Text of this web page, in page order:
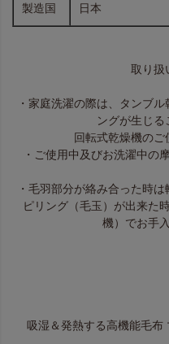
製造国 日本
取り扱
・家庭洗濯の際は、タンブ
ングが生じ
回転式乾燥機のご
・ご使用中及びお洗濯中の
・毛羽部分が絡み合った時
ピリング（毛玉）が出来た
機）でお手
吸湿＆発熱する高機能毛布